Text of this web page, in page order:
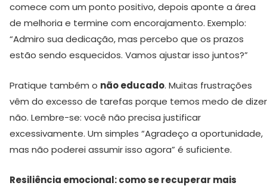
comece com um ponto positivo, depois aponte a área
de melhoria e termine com encorajamento. Exemplo:
“Admiro sua dedicação, mas percebo que os prazos
estão sendo esquecidos. Vamos ajustar isso juntos?”
Pratique também o não educado. Muitas frustrações
vêm do excesso de tarefas porque temos medo de dizer
não. Lembre-se: você não precisa justificar
excessivamente. Um simples “Agradeço a oportunidade,
mas não poderei assumir isso agora” é suficiente.
Resiliência emocional: como se recuperar mais